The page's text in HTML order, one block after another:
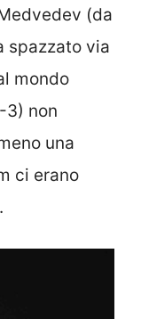
(da
spazzato via
mondo
3) non
una
ci erano